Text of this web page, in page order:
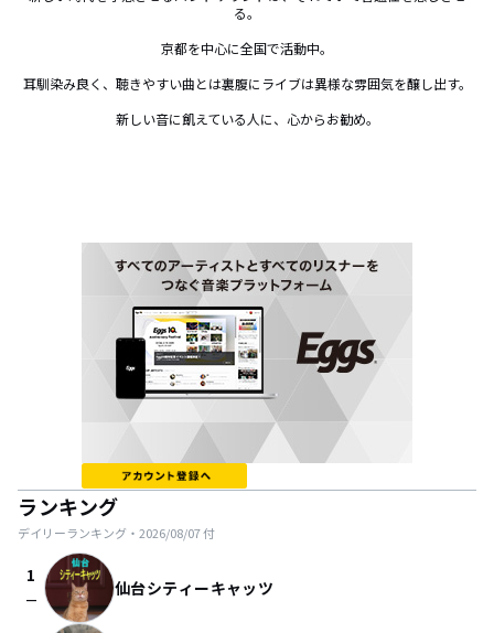
る。
京都を中心に全国で活動中。
耳馴染み良く、聴きやすい曲とは裏腹にライブは異様な雰囲気を醸し出す。
新しい音に飢えている人に、心からお勧め。
ランキング
デイリーランキング・ 2026/08/07付
1
check_indeterminate_small 仙台シティーキャッツ